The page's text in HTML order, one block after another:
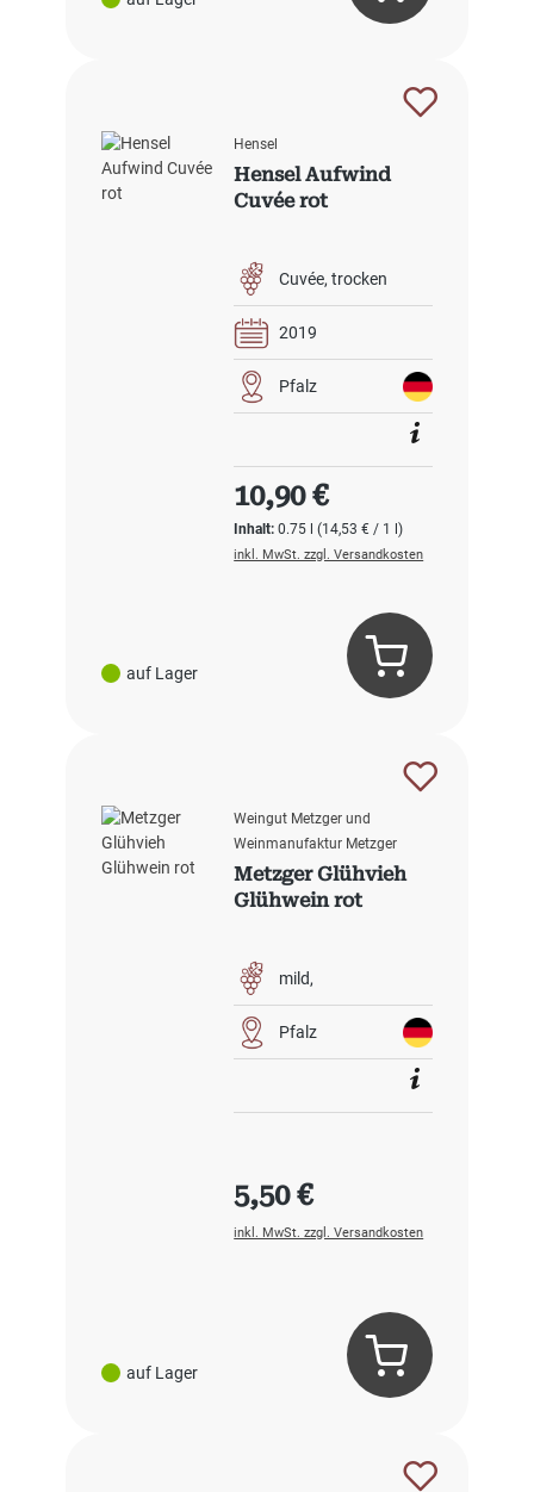
auf Lager
Hensel
Hensel Aufwind
Cuvée rot
Cuvée trocken
2019
Pfalz
Inhalt:0.75 l(14,53 € / 1 l)
Regulärer Preis:
10,90 €
inkl. MwSt. zzgl. Versandkosten
auf Lager
Weingut Metzger und
Weinmanufaktur Metzger
Metzger Glühvieh
Glühwein rot
mild
Pfalz
Regulärer Preis:
5,50 €
inkl. MwSt. zzgl. Versandkosten